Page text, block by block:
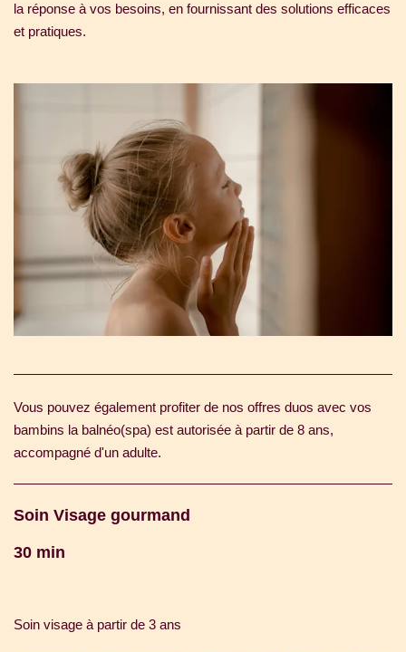
la réponse à vos besoins, en fournissant des solutions efficaces
et pratiques.
Vous pouvez également profiter de nos offres duos avec vos
bambins la balnéo(spa) est autorisée à partir de 8 ans,
accompagné d'un adulte.
Soin Visage gourmand
30 min
Soin visage à partir de 3 ans